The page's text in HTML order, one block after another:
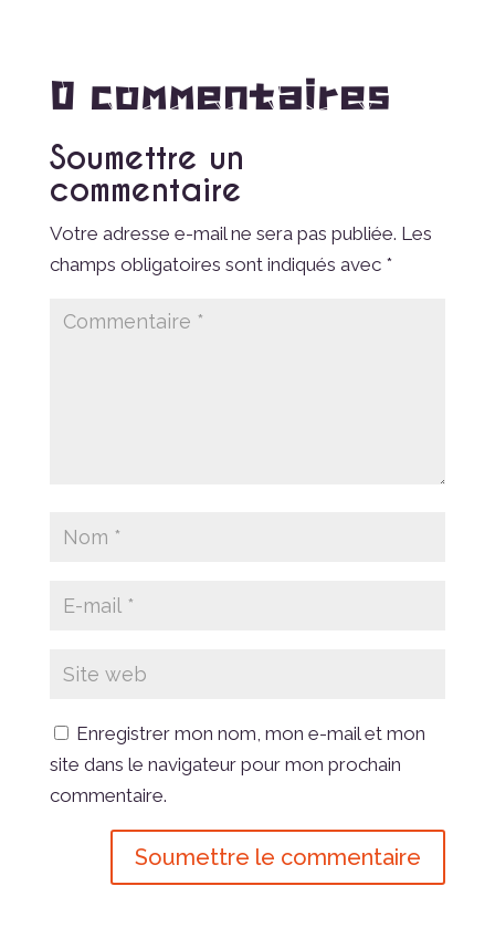
0 commentaires
Soumettre un
commentaire
Votre adresse e-mail ne sera pas publiée. Les
champs obligatoires sont indiqués avec *
Enregistrer mon nom, mon e-mail et mon
site dans le navigateur pour mon prochain
commentaire.
Soumettre le commentaire